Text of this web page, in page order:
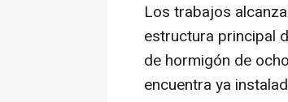
Los trabajos
estructura principal
de hormigón de
encuentra ya